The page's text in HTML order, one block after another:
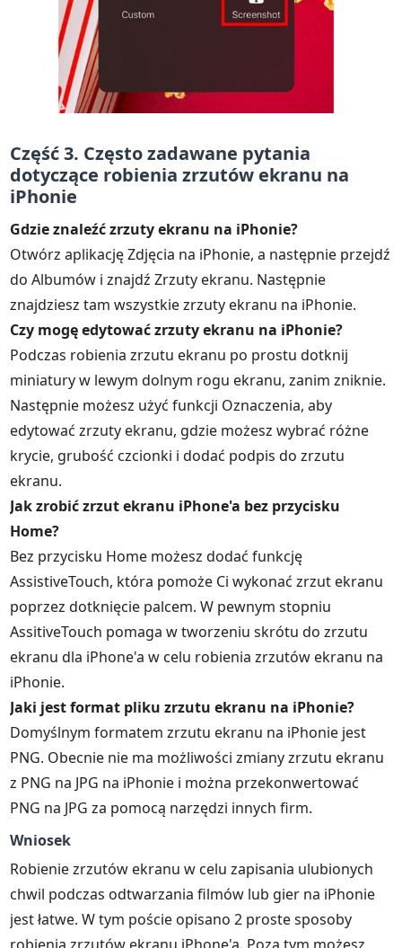
Część 3. Często zadawane pytania
dotyczące robienia zrzutów ekranu na
iPhonie
Gdzie znaleźć zrzuty ekranu na iPhonie?
Otwórz aplikację Zdjęcia na iPhonie, a następnie przejdź
do Albumów i znajdź Zrzuty ekranu. Następnie
znajdziesz tam wszystkie zrzuty ekranu na iPhonie.
Czy mogę edytować zrzuty ekranu na iPhonie?
Podczas robienia zrzutu ekranu po prostu dotknij
miniatury w lewym dolnym rogu ekranu, zanim zniknie.
Następnie możesz użyć funkcji Oznaczenia, aby
edytować zrzuty ekranu, gdzie możesz wybrać różne
krycie, grubość czcionki i dodać podpis do zrzutu
ekranu.
Jak zrobić zrzut ekranu iPhone'a bez przycisku
Home?
Bez przycisku Home możesz dodać funkcję
AssistiveTouch, która pomoże Ci wykonać zrzut ekranu
poprzez dotknięcie palcem. W pewnym stopniu
AssitiveTouch pomaga w tworzeniu skrótu do zrzutu
ekranu dla iPhone'a w celu robienia zrzutów ekranu na
iPhonie.
Jaki jest format pliku zrzutu ekranu na iPhonie?
Domyślnym formatem zrzutu ekranu na iPhonie jest
PNG. Obecnie nie ma możliwości zmiany zrzutu ekranu
z PNG na JPG na iPhonie i można przekonwertować
PNG na JPG za pomocą narzędzi innych firm.
Wniosek
Robienie zrzutów ekranu w celu zapisania ulubionych
chwil podczas odtwarzania filmów lub gier na iPhonie
jest łatwe. W tym poście opisano 2 proste sposoby